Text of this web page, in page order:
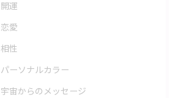
開運
恋愛
相性
パーソナルカラー
宇宙からのメッセージ